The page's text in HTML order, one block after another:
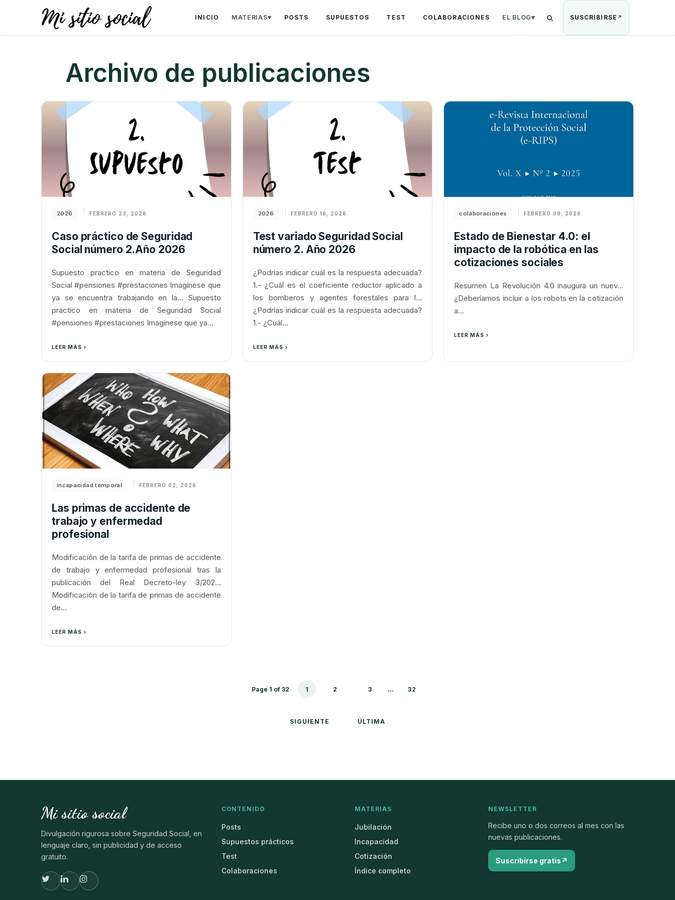
INICIO MATERIAS▾ POSTS SUPUESTOS TEST COLABORACIONES EL BLOG▾ BuscarSUSCRIBIRSE
Archivo de publicaciones
2026 FEBRERO 23, 2026
Caso práctico de Seguridad
Social número 2.Año 2026
Supuesto practico en materia de Seguridad
Social #pensiones #prestaciones Imagínese que
ya se encuentra trabajando en la... Supuesto
practico en materia de Seguridad Social
#pensiones #prestaciones Imagínese que ya...
LEER MÁS
2026 FEBRERO 16, 2026
Test variado Seguridad Social
número 2. Año 2026
¿Podrías indicar cuál es la respuesta adecuada?
1.- ¿Cuál es el coeficiente reductor aplicado a
los bomberos y agentes forestales para l...
¿Podrías indicar cuál es la respuesta adecuada?
1.- ¿Cuál...
LEER MÁS
colaboraciones FEBRERO 09, 2026
Estado de Bienestar 4.0: el
impacto de la robótica en las
cotizaciones sociales
Resumen La Revolución 4.0 inaugura un nuev...
¿Deberíamos incluir a los robots en la cotización
a...
LEER MÁS
incapacidad temporal FEBRERO 02, 2026
Las primas de accidente de
trabajo y enfermedad
profesional
Modificación de la tarifa de primas de accidente
de trabajo y enfermedad profesional tras la
publicación del Real Decreto-ley 3/202...
Modificación de la tarifa de primas de accidente
de...
LEER MÁS
Page 1 of 32 1 2 3 ... 32
SIGUIENTE ÚLTIMA
Mi sitio social
Divulgación rigurosa sobre Seguridad Social, en
lenguaje claro, sin publicidad y de acceso
gratuito.
CONTENIDO
Posts
Supuestos prácticos
Test
Colaboraciones
MATERIAS
Jubilación
Incapacidad
Cotización
Índice completo
NEWSLETTER
Recibe uno o dos correos al mes con las
nuevas publicaciones.
Suscribirse gratis